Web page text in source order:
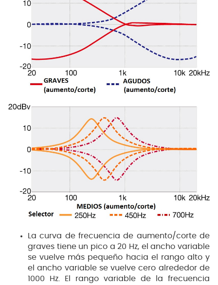
La curva de frecuencia de aumento/corte de
graves tiene un pico a 20 Hz, el ancho variable
se vuelve más pequeño hacia el rango alto y
el ancho variable se vuelve cero alrededor de
1000 Hz. El rango variable de la frecuencia